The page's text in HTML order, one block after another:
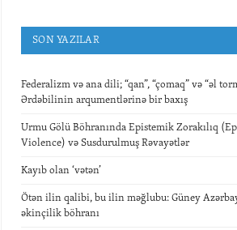
SON YAZILAR
Federalizm və ana dili; “qan”, “çomaq” və “əl
Ərdəbilinin arqumentlərinə bir baxış
Urmu Gölü Böhranında Epistemik Zorakılıq
Violence) və Susdurulmuş Rəvayətlər
Kayıb olan ‘vətən’
Ötən ilin qalibi, bu ilin məğlubu: Güney
əkinçilik böhranı